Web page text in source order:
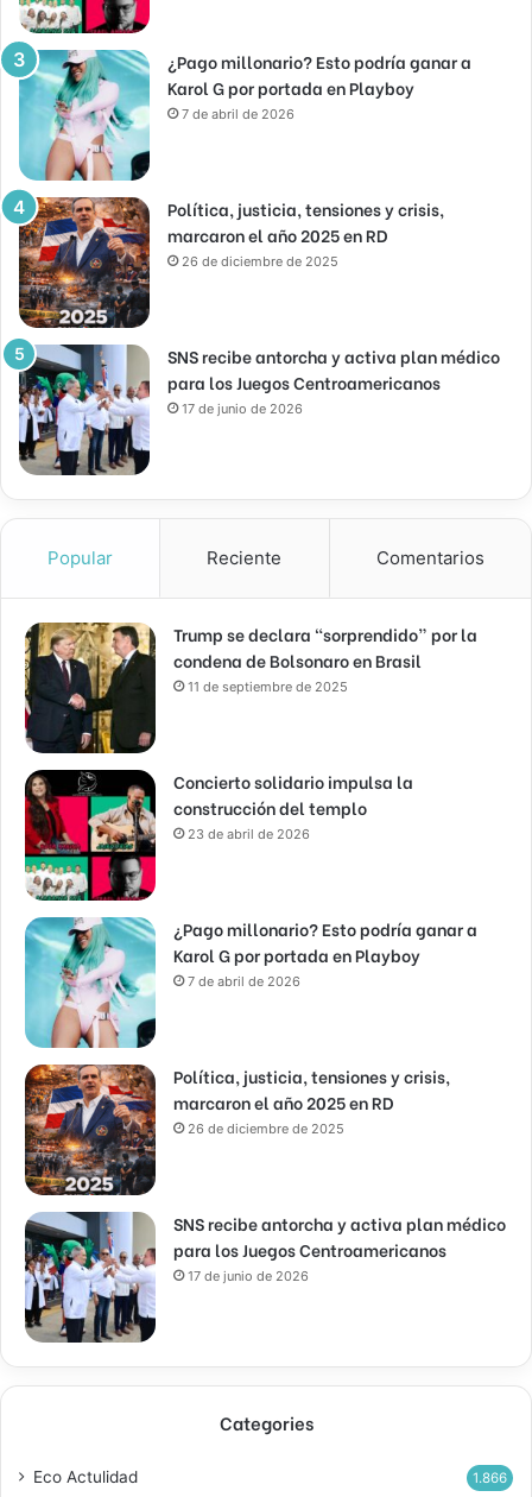
¿Pago millonario? Esto podría ganar a
Karol G por portada en Playboy
7 de abril de 2026
Política, justicia, tensiones y crisis,
marcaron el año 2025 en RD
26 de diciembre de 2025
SNS recibe antorcha y activa plan médico
para los Juegos Centroamericanos
17 de junio de 2026
Popular Reciente Comentarios
Trump se declara “sorprendido” por la
condena de Bolsonaro en Brasil
11 de septiembre de 2025
Concierto solidario impulsa la
construcción del templo
23 de abril de 2026
¿Pago millonario? Esto podría ganar a
Karol G por portada en Playboy
7 de abril de 2026
Política, justicia, tensiones y crisis,
marcaron el año 2025 en RD
26 de diciembre de 2025
SNS recibe antorcha y activa plan médico
para los Juegos Centroamericanos
17 de junio de 2026
Categories
Eco Actulidad 1.866